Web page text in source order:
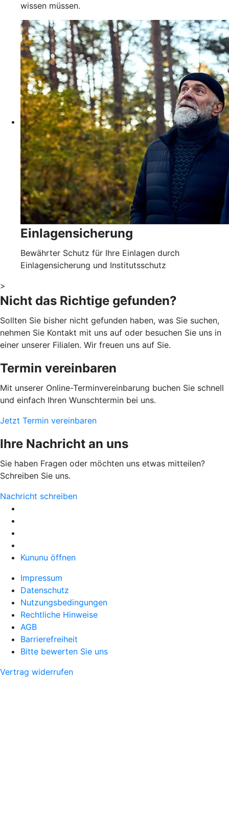
wissen müssen.
Einlagensicherung
Bewährter Schutz für Ihre Einlagen durch
Einlagensicherung und Institutsschutz
>
Nicht das Richtige gefunden?
Sollten Sie bisher nicht gefunden haben, was Sie suchen,
nehmen Sie Kontakt mit uns auf oder besuchen Sie uns in
einer unserer Filialen. Wir freuen uns auf Sie.
Termin vereinbaren
Mit unserer Online-Terminvereinbarung buchen Sie schnell
und einfach Ihren Wunschtermin bei uns.
Jetzt Termin vereinbaren
Ihre Nachricht an uns
Sie haben Fragen oder möchten uns etwas mitteilen?
Schreiben Sie uns.
Nachricht schreiben
Kununu öffnen
Impressum
Datenschutz
Nutzungsbedingungen
Rechtliche Hinweise
AGB
Barrierefreiheit
Bitte bewerten Sie uns
Vertrag widerrufen